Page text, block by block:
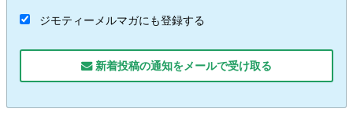
ジモティーメルマガにも登録する
新着投稿の通知をメールで受け取る